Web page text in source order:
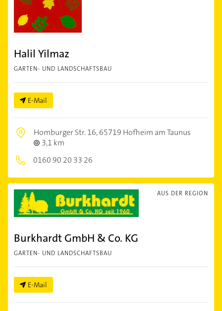
Halil Yilmaz
GARTEN- UND LANDSCHAFTSBAU
E-Mail
Homburger Str. 16,65719 Hofheim am Taunus
3,1 km
0160 90 20 33 26
AUS DER REGION
Burkhardt GmbH & Co. KG
GARTEN- UND LANDSCHAFTSBAU
E-Mail